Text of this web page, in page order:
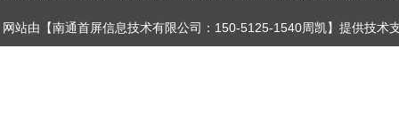
网站由【南通首屏信息技术有限公司：150-5125-1540周凯】提供技术